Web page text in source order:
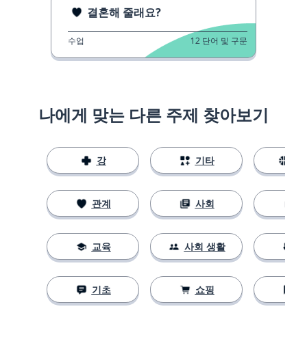
결혼해 줄래요?
수업 12 단어 및 구문
나에게 맞는 다른 주제 찾아보기
강
관계
교육
기초
기타
사회
사회 생활
쇼핑